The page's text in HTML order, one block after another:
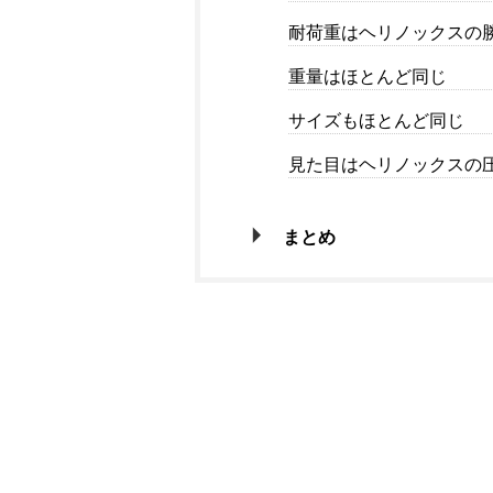
耐荷重はヘリノックスの
重量はほとんど同じ
サイズもほとんど同じ
見た目はヘリノックスの
まとめ